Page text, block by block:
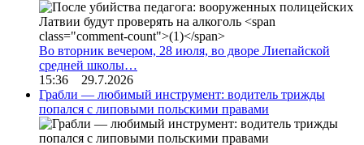
Во вторник вечером, 28 июля, во дворе Лиепайской
средней школы…
15:36 29.7.2026
Грабли — любимый инструмент: водитель трижды
попался с липовыми польскими правами